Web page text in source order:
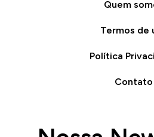
Quem
Termos de
Política
Contato